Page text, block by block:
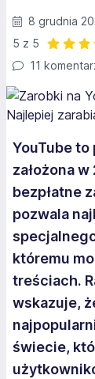
8 grudnia
5 z 5
11
YouTube to
założona
bezpłatne
pozwala
któremu
treściach.
wskazuje,
świecie,